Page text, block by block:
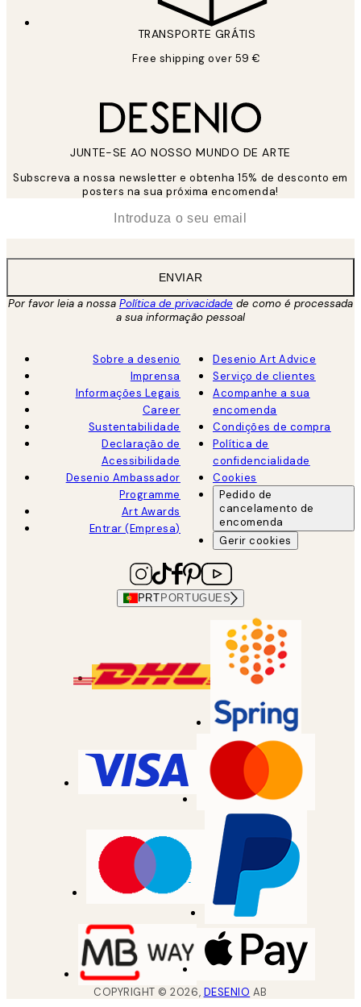
TRANSPORTE GRÁTIS
Free shipping over 59 €
JUNTE-SE AO NOSSO MUNDO DE ARTE
Subscreva a nossa newsletter e obtenha 15% de desconto em
posters na sua próxima encomenda!
ENVIAR
Por favor leia a nossa Política de privacidade de como é processada
a sua informação pessoal
Sobre a desenio
Imprensa
Informações Legais
Career
Sustentabilidade
Declaração de
Acessibilidade
Desenio Ambassador
Programme
Art Awards
Entrar (Empresa)
Desenio Art Advice
Serviço de clientes
Acompanhe a sua
encomenda
Condições de compra
Política de
confidencialidade
Cookies
Pedido de
cancelamento de
encomenda
Gerir cookies
PRT PORTUGUES
COPYRIGHT ©2026, DESENIO AB